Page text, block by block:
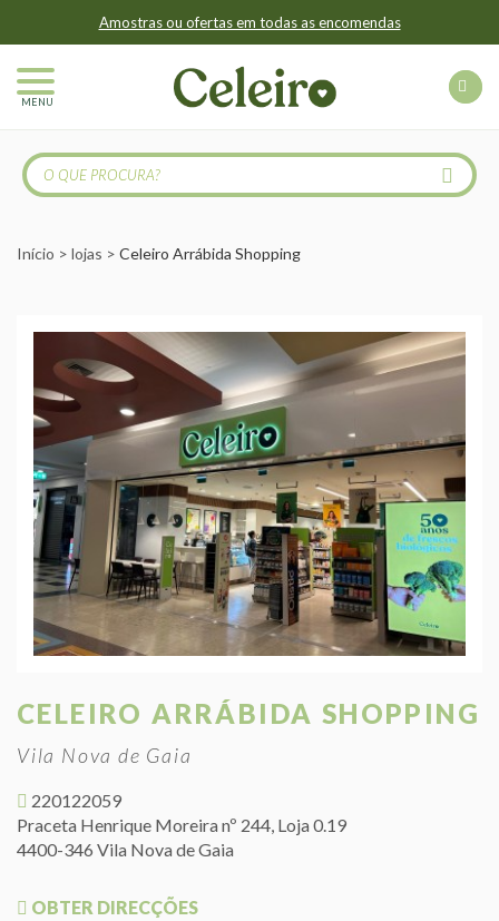
Amostras ou ofertas em todas as encomendas
MENU
Início lojas Celeiro Arrábida Shopping
CELEIRO ARRÁBIDA SHOPPING
Vila Nova de Gaia
220122059
Praceta Henrique Moreira nº 244, Loja 0.19
4400-346 Vila Nova de Gaia
OBTER DIRECÇÕES